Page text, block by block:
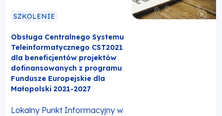
SZKOLENIE
Obsługa Centralnego Systemu
Teleinformatycznego CST2021
dla beneficjentów projektów
dofinansowanych z programu
Fundusze Europejskie dla
Małopolski 2021-2027
Lokalny Punkt Informacyjny w